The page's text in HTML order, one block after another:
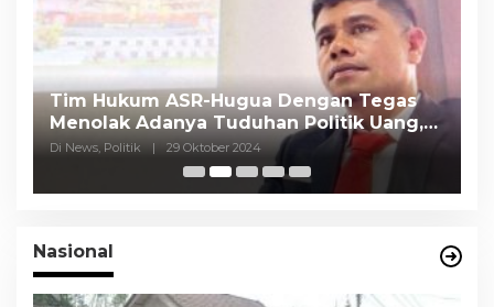
Tim Hukum ASR-Hugua Dengan Tegas
Menolak Adanya Tuduhan Politik Uang,
Pasar Murah Tidak Dilaksanakan Oleh
Di News, Politik | 29 Oktober 2024
Nasional